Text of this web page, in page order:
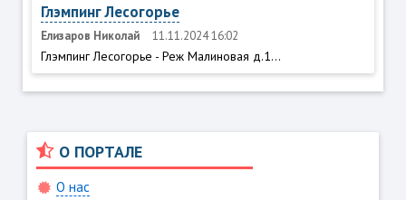
Глэмпинг Лесогорье
Елизаров Николай 11.11.2024 16:02
Глэмпинг Лесогорье - Реж Малиновая д.1...
О ПОРТАЛЕ
О нас